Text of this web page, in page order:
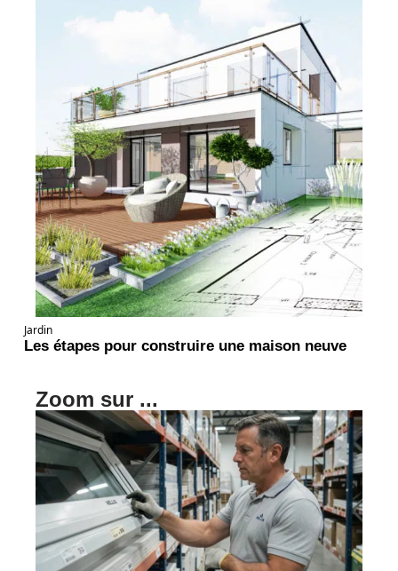
Jardin
Les étapes pour construire une maison neuve
Zoom sur ...